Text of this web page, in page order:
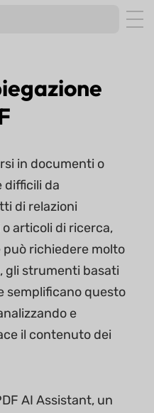
in documenti o
difficili da
di relazioni
articoli di ricerca,
richiedere molto
gli strumenti basati
semplificano questo
e
il contenuto dei
AI Assistant, un